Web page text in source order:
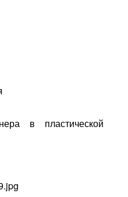
в пластической